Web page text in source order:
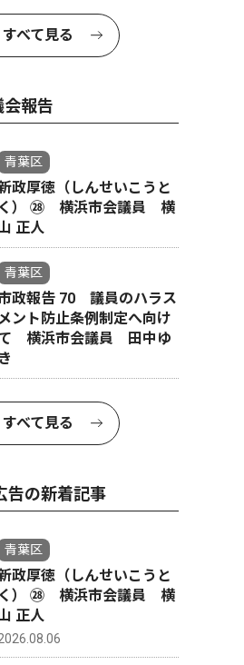
すべて見る
会報告
青葉区
政厚徳（しんせいこうと
く） ㉘ 横浜市会議員 横
正人
青葉区
政報告 70 議員のハラス
ント防止条例制定へ向け
横浜市会議員 田中ゆ
き
すべて見る
告の新着記事
青葉区
政厚徳（しんせいこうと
く） ㉘ 横浜市会議員 横
正人